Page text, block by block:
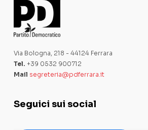
Via Bologna, 218 - 44124 Ferrara
Tel. +39 0532 900712
Mail segreteria@pdferrara.it
Seguici sui social